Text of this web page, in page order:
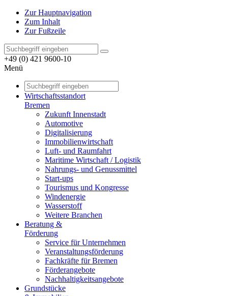
Zur Hauptnavigation
Zum Inhalt
Zur Fußzeile
+49 (0) 421 9600-10
Menü
Wirtschaftsstandort
Bremen
Zukunft Innenstadt
Automotive
Digitalisierung
Immobilienwirtschaft
Luft- und Raumfahrt
Maritime Wirtschaft / Logistik
Nahrungs- und Genussmittel
Start-ups
Tourismus und Kongresse
Windenergie
Wasserstoff
Weitere Branchen
Beratung &
Förderung
Service für Unternehmen
Veranstaltungsförderung
Fachkräfte für Bremen
Förderangebote
Nachhaltigkeitsangebote
Grundstücke